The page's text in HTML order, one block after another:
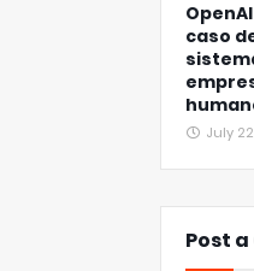
caso
July
Post